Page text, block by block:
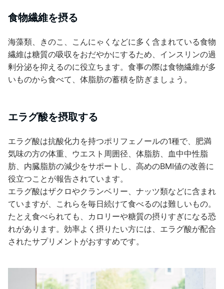
食物繊維を摂る
海藻類、きのこ、こんにゃくなどに多く含まれている食物
繊維は糖質の吸収をおだやかにするため、インスリンの過
剰分泌を抑えるのに役立ちます。食事の際は食物繊維が多
いものから食べて、体脂肪の蓄積を防ぎましょう。
エラグ酸を摂取する
エラグ酸は抗酸化力を持つポリフェノールの1種で、肥満
気味の方の体重、ウエスト周囲径、体脂肪、血中中性脂
肪、内臓脂肪の減少をサポートし、高めのBMI値の改善に
役立つことが報告されています。
エラグ酸はザクロやクランベリー、ナッツ類などに含まれ
ていますが、これらを毎日続けて食べるのは難しいもの。
たとえ食べられても、カロリーや糖質の摂りすぎになる恐
れがあります。効率よく摂りたい方には、エラグ酸が配合
されたサプリメントがおすすめです。